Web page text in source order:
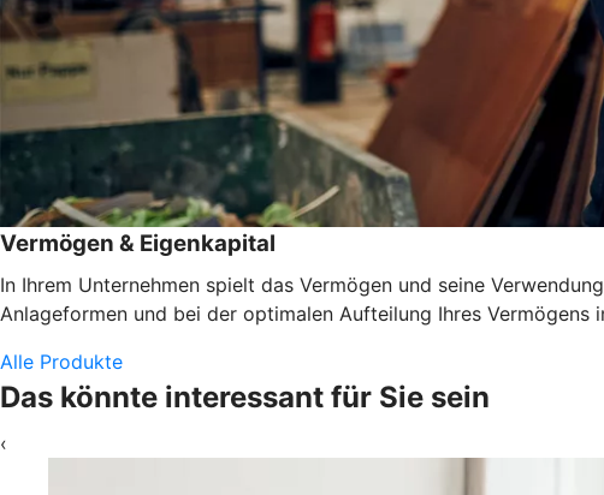
Vermögen & Eigenkapital
In Ihrem Unternehmen spielt das Vermögen und seine
Anlageformen und bei der optimalen Aufteilung Ihres
Alle Produkte
Das könnte interessant für Sie sein
‹